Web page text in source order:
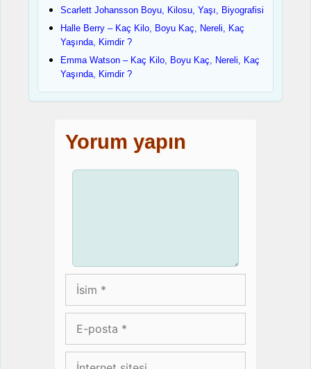
Scarlett Johansson Boyu, Kilosu, Yaşı, Biyografisi
Halle Berry – Kaç Kilo, Boyu Kaç, Nereli, Kaç
Yaşında, Kimdir ?
Emma Watson – Kaç Kilo, Boyu Kaç, Nereli, Kaç
Yaşında, Kimdir ?
Yorum yapın
İsim
posta
İnternet